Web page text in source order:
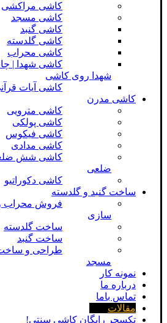
کاشی مراکشی
کاشی مسجد
کاشی گنبد
کاشی گلدسته
کاشی محراب
کاشی شهدا |
شهدا روی کاشی
کاشی آیات
کاشی مدرن
کاشی مترویی
کاشی پولکی
کاشی فیکوس
کاشی مدادی
کاشی شش
ضلعی
کاشی دکوراتیو
ساخت گنبد و گلدسته
فروش محراب
سازی
ساخت گلدسته
ساخت گنبد
طراحی و ساخت
مسجد
نمونه کار
درباره ما
تماس باما
مقالات
تکسچر رایگان کاشی سنتی!